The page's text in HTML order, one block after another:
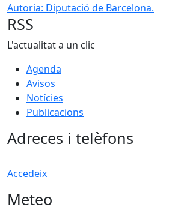
Autoria: Diputació de Barcelona.
RSS
L'actualitat a un clic
Agenda
Avisos
Notícies
Publicacions
Adreces i telèfons
Accedeix
Meteo